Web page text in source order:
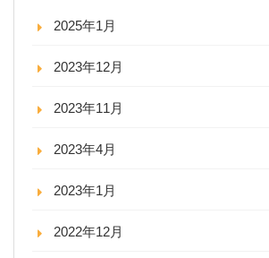
2025年1月
2023年12月
2023年11月
2023年4月
2023年1月
2022年12月